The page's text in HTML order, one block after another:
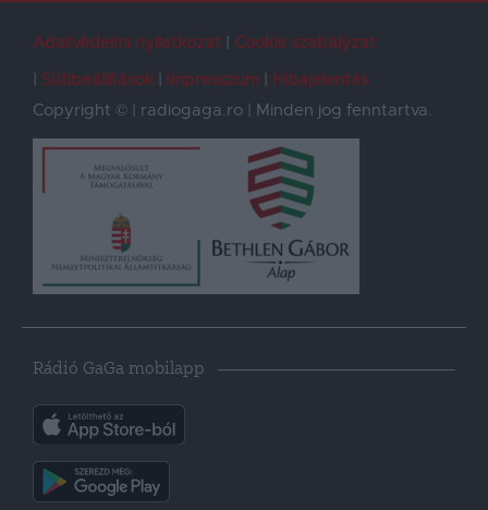
Adatvédelmi nyilatkozat
Cookie szabályzat
Sütibeállítások
Impresszum
Hibajelentés
Copyright © | radiogaga.ro | Minden jog fenntartva.
Rádió GaGa mobilapp